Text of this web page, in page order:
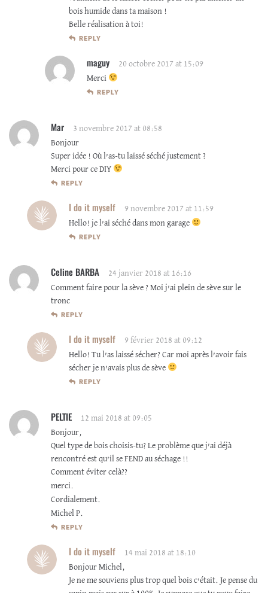
bois humide dans ta maison !
Belle réalisation à toi!
REPLY
maguy
20 octobre 2017 at 15:09
Merci
REPLY
Mar
3 novembre 2017 at 08:58
Bonjour
Super idée ! Où l’as-tu laissé séché justement ?
Merci pour ce DIY
REPLY
I do it myself
9 novembre 2017 at 11:59
Hello! je l’ai séché dans mon garage
REPLY
Celine BARBA
24 janvier 2018 at 16:16
Comment faire pour la sève ? Moi j’ai plein de sève sur le
tronc
REPLY
I do it myself
9 février 2018 at 09:12
Hello! Tu l’as laissé sécher? Car moi après l’avoir fais
sécher je n’avais plus de sève
REPLY
PELTIE
12 mai 2018 at 09:05
Bonjour,
Quel type de bois choisis-tu? Le problème que j’ai déjà
rencontré est qu’il se FEND au séchage !!
Comment éviter celà??
merci.
Cordialement.
Michel P.
REPLY
I do it myself
14 mai 2018 at 18:10
Bonjour Michel,
Je ne me souviens plus trop quel bois c’était. Je pense du